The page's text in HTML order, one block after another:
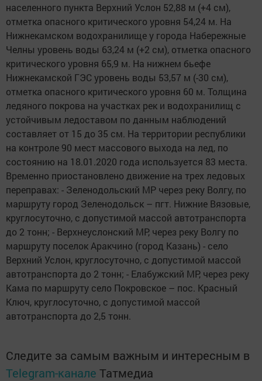
населенного пункта Верхний Услон 52,88 м (+4 см),
отметка опасного критического уровня 54,24 м. На
Нижнекамском водохранилище у города Набережные
Челны уровень воды 63,24 м (+2 см), отметка опасного
критического уровня 65,9 м. На нижнем бьефе
Нижнекамской ГЭС уровень воды 53,57 м (-30 см),
отметка опасного критического уровня 60 м. Толщина
ледяного покрова на участках рек и водохранилищ с
устойчивым ледоставом по данным наблюдений
составляет от 15 до 35 см. На территории республики
на контроле 90 мест массового выхода на лед, по
состоянию на 18.01.2020 года используется 83 места.
Временно приостановлено движение на трех ледовых
переправах: - Зеленодольский МР через реку Волгу, по
маршруту город Зеленодольск – пгт. Нижние Вязовые,
круглосуточно, с допустимой массой автотранспорта
до 2 тонн; - Верхнеуслонский МР, через реку Волгу по
маршруту поселок Аракчино (город Казань) - село
Верхний Услон, круглосуточно, с допустимой массой
автотранспорта до 2 тонн; - Елабужский МР, через реку
Кама по маршруту село Покровское – пос. Красный
Ключ, круглосуточно, с допустимой массой
автотранспорта до 2,5 тонн.
Следите за самым важным и интересным в
Telegram-канале Татмедиа